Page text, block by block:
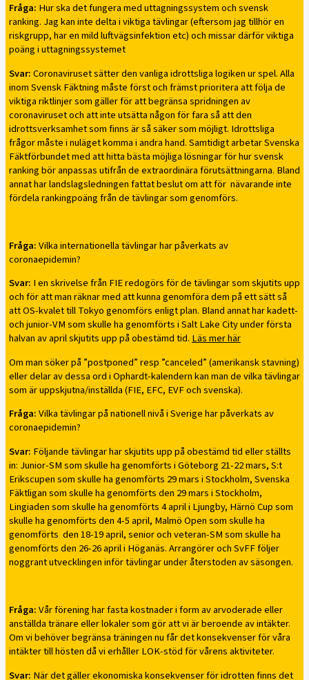
Fråga: Hur ska det fungera med uttagningssystem och svensk
ranking. Jag kan inte delta i viktiga tävlingar (eftersom jag tillhör en
riskgrupp, har en mild luftvägsinfektion etc) och missar därför viktiga
poäng i uttagningssystemet
Svar:Coronaviruset sätter den vanliga idrottsliga logiken ur spel. Alla
inom Svensk Fäktning måste först och främst prioritera att följa de
viktiga riktlinjer som gäller för att begränsa spridningen av
coronaviruset och att inte utsätta någon för fara så att den
idrottsverksamhet som finns är så säker som möjligt. Idrottsliga
frågor måste i nuläget komma i andra hand. Samtidigt arbetar Svenska
Fäktförbundet med att hitta bästa möjliga lösningar för hur svensk
ranking bör anpassas utifrån de extraordinära förutsättningarna. Bland
annat har landslagsledningen fattat beslut om att för nävarande inte
fördela rankingpoäng från de tävlingar som genomförs.
Fråga:Vilka internationella tävlingar har påverkats av
coronaepidemin?
Svar: I en skrivelse från FIE redogörs för de tävlingar som skjutits upp
och för att man räknar med att kunna genomföra dem på ett sätt så
att OS-kvalet till Tokyo genomförs enligt plan. Bland annat har kadett-
och junior-VM som skulle ha genomförts i Salt Lake City under första
halvan av april skjutits upp på obestämd tid.Läs mer här
Om man söker på ”postponed” resp ”canceled” (amerikansk stavning)
eller delar av dessa ord i Ophardt-kalendern kan man de vilka tävlingar
som är uppskjutna/inställda (FIE, EFC, EVF och svenska).
Fråga:Vilka tävlingar på nationell nivå i Sverige har påverkats av
coronaepidemin?
Svar: Följande tävlingar har skjutits upp på obestämd tid eller ställts
in: Junior-SM som skulle ha genomförts i Göteborg 21-22 mars, S:t
Erikscupen som skulle ha genomförts 29 mars i Stockholm, Svenska
Fäktligan som skulle ha genomförts den 29 mars i Stockholm,
Lingiaden som skulle ha genomförts 4 april i Ljungby, Härnö Cup som
skulle ha genomförts den 4-5 april, Malmö Open som skulle ha
genomförts den 18-19 april, senior och veteran-SM som skulle ha
genomförts den 26-26 april i Höganäs. Arrangörer och SvFF följer
noggrant utvecklingen inför tävlingar under återstoden av säsongen.
Fråga:Vår förening har fasta kostnader i form av arvoderade eller
anställda tränare eller lokaler som gör att vi är beroende av intäkter.
Om vi behöver begränsa träningen nu får det konsekvenser för våra
intäkter till hösten då vi erhåller LOK-stöd för vårens aktiviteter.
Svar: När det gäller ekonomiska konsekvenser för idrotten finns det